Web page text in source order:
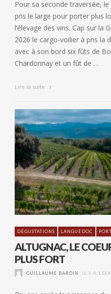
Pour sa seconde traversée,
pris le large pour porter plus
l’élevage des vins. Cap sur la
2026 le cargo-voilier à pris la
avec à son bord six fûts de
Chardonnay et un fût de …
Lire la suite
DÉGUSTATIONS LANGUEDOC
ALTUGNAC, LE
PLUS FORT
GUILLAUME BAROIN IL Y A 1